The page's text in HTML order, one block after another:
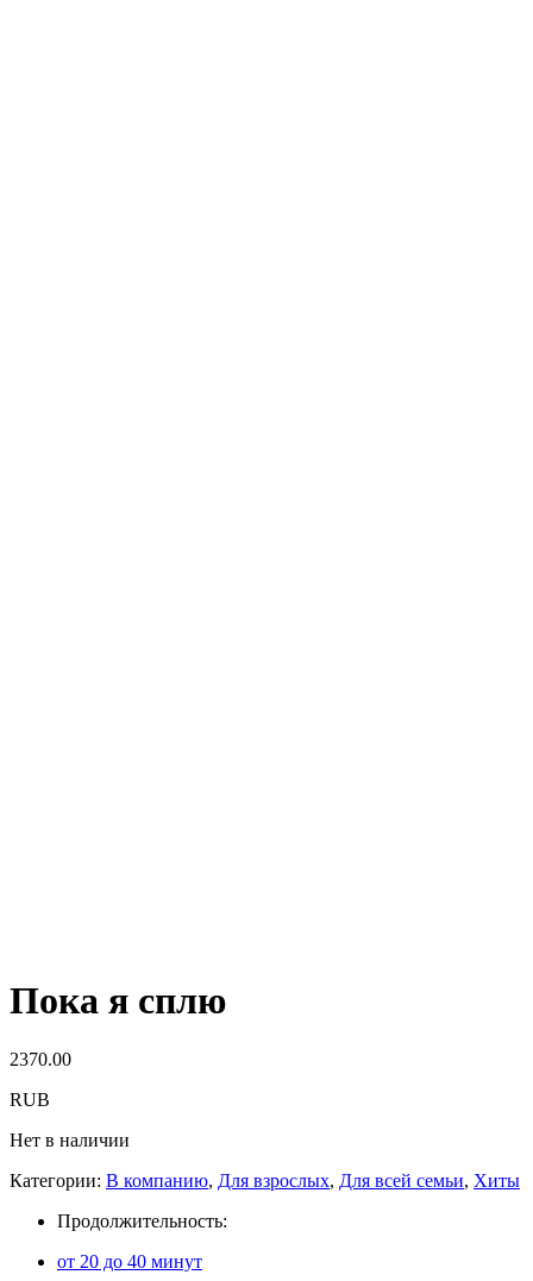
Пока я сплю
2370.00
RUB
Нет в наличии
Категории: В компанию, Для взрослых, Для всей семьи, Хиты
Продолжительность:
от 20 до 40 минут